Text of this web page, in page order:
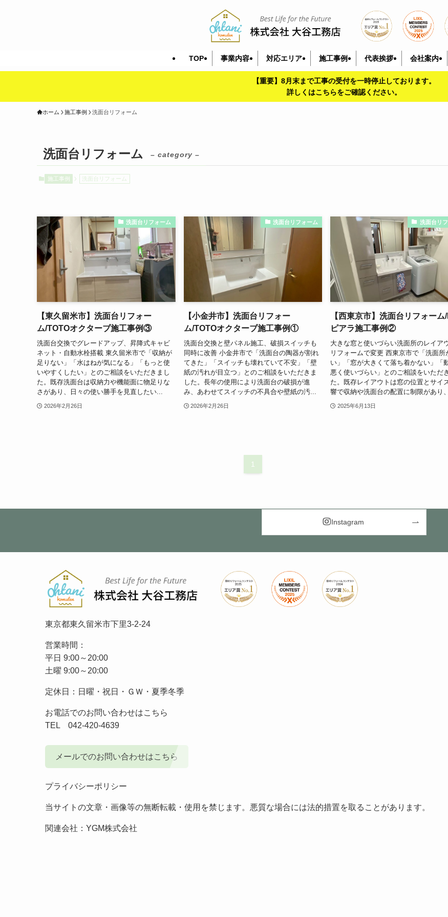
TOP 事業内容 対応エリア 施工事例 代表挨拶 会社案内
【重要】8月末まで工事の受付を一時停止しております。
詳しくはこちらをご確認ください。
ホーム 施工事例 洗面台リフォーム
洗面台リフォーム – category –
施工事例 洗面台リフォーム
洗面台リフォーム
【東久留米市】洗面台リフォー
ム/TOTOオクターブ施工事例③
洗面台交換でグレードアップ、昇降式キャビ
ネット・自動水栓搭載 東久留米市で「収納が
足りない」「水はねが気になる」「もっと使
いやすくしたい」とのご相談をいただきまし
た。既存洗面台は収納力や機能面に物足りな
さがあり、日々の使い勝手を見直したい...
2026年2月26日
洗面台リフォーム
【小金井市】洗面台リフォー
ム/TOTOオクターブ施工事例①
洗面台交換と壁パネル施工、破損スイッチも
同時に改善 小金井市で「洗面台の陶器が割れ
てきた」「スイッチも壊れていて不安」「壁
紙の汚れが目立つ」とのご相談をいただきま
した。長年の使用により洗面台の破損が進
み、あわせてスイッチの不具合や壁紙の汚...
2026年2月26日
洗面台リ
【西東京市】洗面台リフォーム
ピアラ施工事例②
大きな窓と使いづらい洗面所のレイア
リフォームで変更 西東京市で「洗面所
い」「窓が大きくて落ち着かない」「
悪く使いづらい」とのご相談をいただ
た。既存レイアウトは窓の位置とサイ
響で収納や洗面台の配置に制限があり
2025年6月13日
1
Instagram
東京都東久留米市下里3-2-24
営業時間：
平日 9:00～20:00
土曜 9:00～20:00
定休日：日曜・祝日・ＧＷ・夏季冬季
お電話でのお問い合わせはこちら
TEL
042-420-4639
メールでのお問い合わせはこちら
プライバシーポリシー
当サイトの文章・画像等の無断転載・使用を禁じます。悪質な場合には法的措置を取ることがあります。
関連会社： YGM株式会社